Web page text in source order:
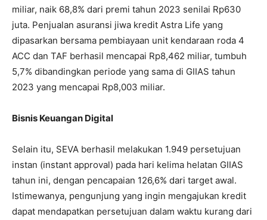
miliar, naik 68,8% dari premi tahun 2023 senilai Rp630
juta. Penjualan asuransi jiwa kredit Astra Life yang
dipasarkan bersama pembiayaan unit kendaraan roda 4
ACC dan TAF berhasil mencapai Rp8,462 miliar, tumbuh
5,7% dibandingkan periode yang sama di GIIAS tahun
2023 yang mencapai Rp8,003 miliar.
Bisnis Keuangan Digital
Selain itu, SEVA berhasil melakukan 1.949 persetujuan
instan (instant approval) pada hari kelima helatan GIIAS
tahun ini, dengan pencapaian 126,6% dari target awal.
Istimewanya, pengunjung yang ingin mengajukan kredit
dapat mendapatkan persetujuan dalam waktu kurang dari